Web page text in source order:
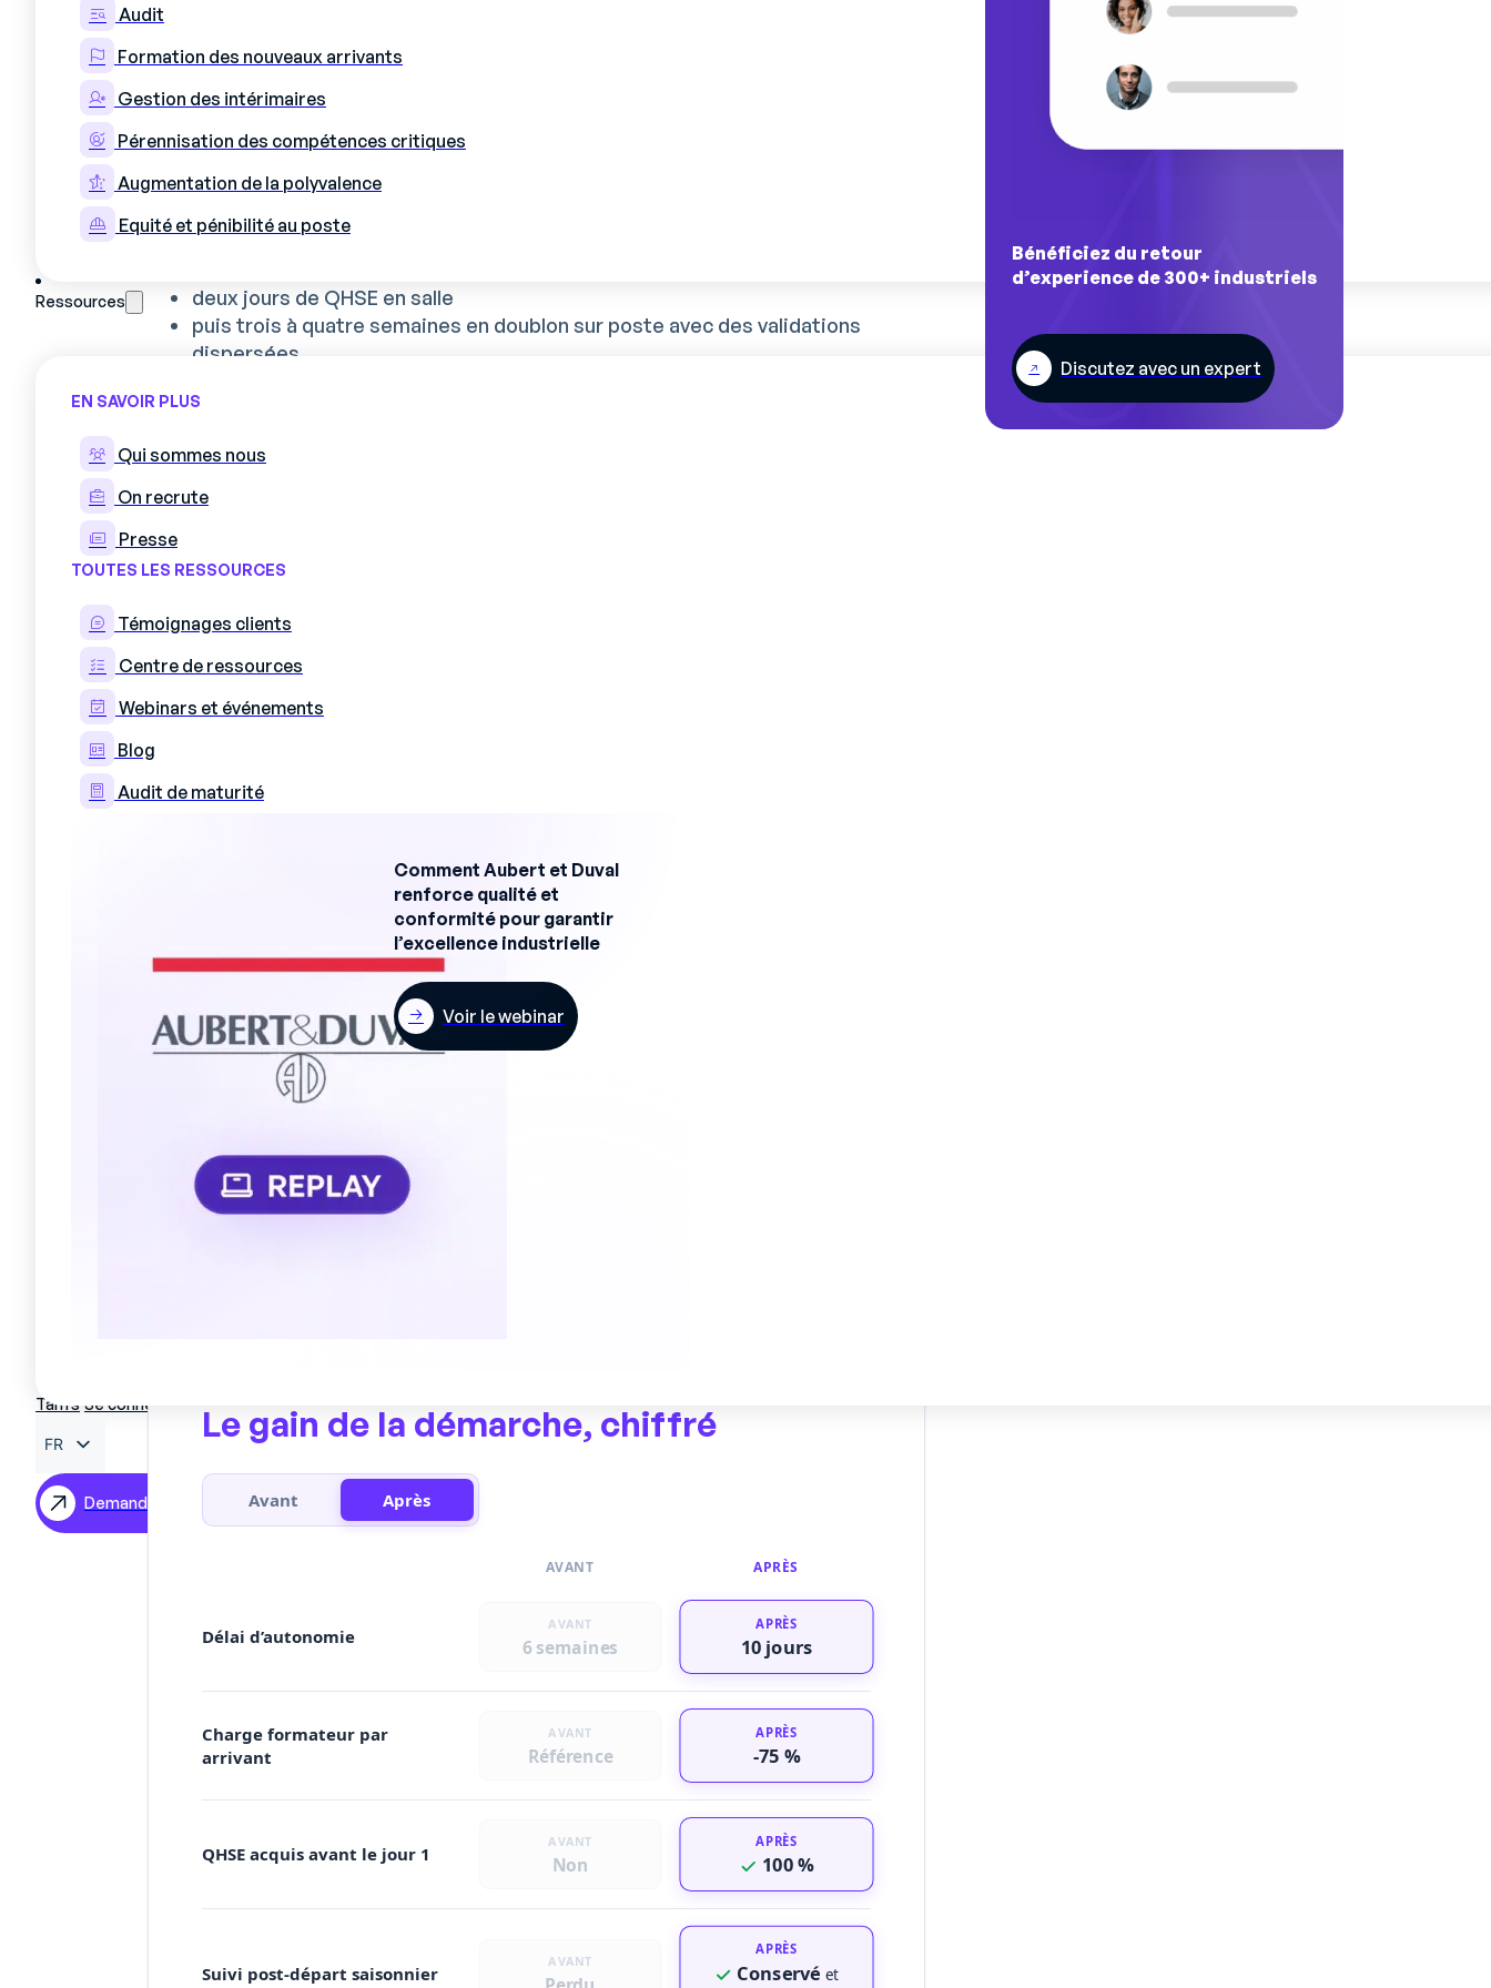
Audit
Formation des nouveaux arrivants
Gestion des intérimaires
Pérennisation des compétences critiques
Augmentation de la polyvalence
Equité et pénibilité au poste
Ressources
EN SAVOIR PLUS
Qui sommes nous
On recrute
Presse
TOUTES LES RESSOURCES
Témoignages clients
Centre de ressources
Webinars et événements
Blog
Audit de maturité
Comment Aubert et Duval
renforce qualité et
conformité pour garantir
l’excellence industrielle
Voir le webinar
Tarifs Se connecter
FR
EN
ES
Demander une démo
saisonniers arrivent en quelques jours dans les usines de transformation, et la
promesse de Bonduelle ou Valrhona à ses clients ne tolère pas un démarrage de
pic décalé d’une semaine pour cause d’onboarding embolisé.
Passer de six semaines à dix jours
Une usine agroalimentaire de 300 opérateurs, avec un pic d’activité de juin à
septembre, suivait le schéma classique avant de revoir son onboarding :
deux jours de QHSE en salle
puis trois à quatre semaines en doublon sur poste avec des validations
dispersées.
Six semaines en moyenne avant qu’un opérateur produise au cadencement
autonomes.
ONBOARDING OPÉRATEUR
Divisez par trois le délai
Mercateam structure le parcours d’intégration de vos opérateurs, du pré-
propre ligne.
jour 1. La première saison post-déploiement a ramené le délai d’autonomie à dix
jours en moyenne, et la charge d’accompagnement individuelle du formateur a été
Le gain de la démarche, chiffré
Avant Après
AVANT APRÈS
Délai d’autonomie
AVANT
6 semaines
APRÈS
10 jours
Charge formateur par
arrivant
AVANT
Référence
APRÈS
-75 %
QHSE acquis avant le jour 1
AVANT
Non
APRÈS
100 %
Suivi post-départ saisonnier
AVANT
APRÈS
Conservé et
Bénéficiez du retour
d’experience de 300+ industriels
Discutez avec un expert